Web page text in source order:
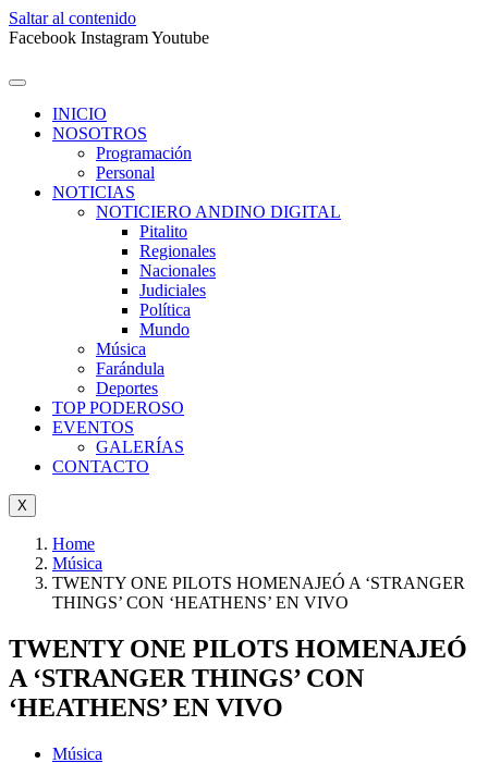
Saltar al contenido
Facebook InstagramYoutube
INICIO
NOSOTROS
Programación
Personal
NOTICIAS
NOTICIERO ANDINO DIGITAL
Pitalito
Regionales
Nacionales
Judiciales
Política
Mundo
Música
Farándula
Deportes
TOP PODEROSO
EVENTOS
GALERÍAS
CONTACTO
X
Home
Música
TWENTY ONE PILOTS HOMENAJEÓ A ‘STRANGER
THINGS’ CON ‘HEATHENS’ EN VIVO
TWENTY ONE PILOTS HOMENAJEÓ
A ‘STRANGER THINGS’ CON
‘HEATHENS’ EN VIVO
Música